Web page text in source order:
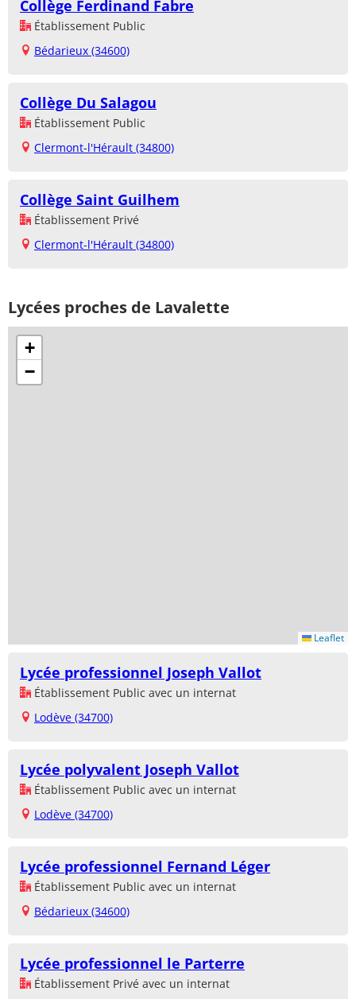
Collège Ferdinand Fabre
Établissement Public
Bédarieux (34600)
Collège Du Salagou
Établissement Public
Clermont-l'Hérault (34800)
Collège Saint Guilhem
Établissement Privé
Clermont-l'Hérault (34800)
Lycées proches de Lavalette
+
−
Leaflet
Lycée professionnel Joseph Vallot
Établissement Public avec un internat
Lodève (34700)
Lycée polyvalent Joseph Vallot
Établissement Public avec un internat
Lodève (34700)
Lycée professionnel Fernand Léger
Établissement Public avec un internat
Bédarieux (34600)
Lycée professionnel le Parterre
Établissement Privé avec un internat